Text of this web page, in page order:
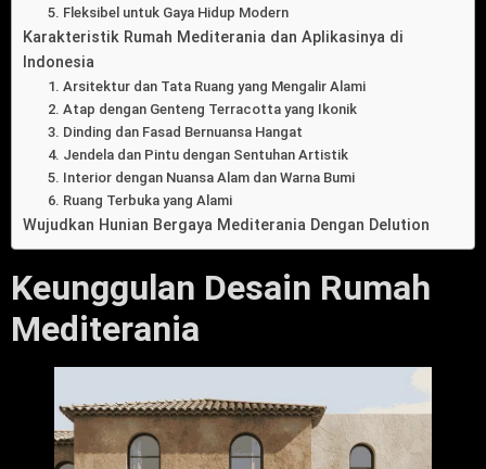
5. Fleksibel untuk Gaya Hidup Modern
Karakteristik Rumah Mediterania dan Aplikasinya di
Indonesia
1. Arsitektur dan Tata Ruang yang Mengalir Alami
2. Atap dengan Genteng Terracotta yang Ikonik
3. Dinding dan Fasad Bernuansa Hangat
4. Jendela dan Pintu dengan Sentuhan Artistik
5. Interior dengan Nuansa Alam dan Warna Bumi
6. Ruang Terbuka yang Alami
Wujudkan Hunian Bergaya Mediterania Dengan Delution
Keunggulan Desain Rumah
Mediterania